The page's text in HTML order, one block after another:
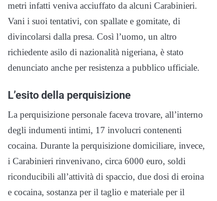
metri infatti veniva acciuffato da alcuni Carabinieri.
Vani i suoi tentativi, con spallate e gomitate, di
divincolarsi dalla presa. Così l’uomo, un altro
richiedente asilo di nazionalità nigeriana, è stato
denunciato anche per resistenza a pubblico ufficiale.
L’esito della perquisizione
La perquisizione personale faceva trovare, all’interno
degli indumenti intimi, 17 involucri contenenti
cocaina. Durante la perquisizione domiciliare, invece,
i Carabinieri rinvenivano, circa 6000 euro, soldi
riconducibili all’attività di spaccio, due dosi di eroina
e cocaina, sostanza per il taglio e materiale per il